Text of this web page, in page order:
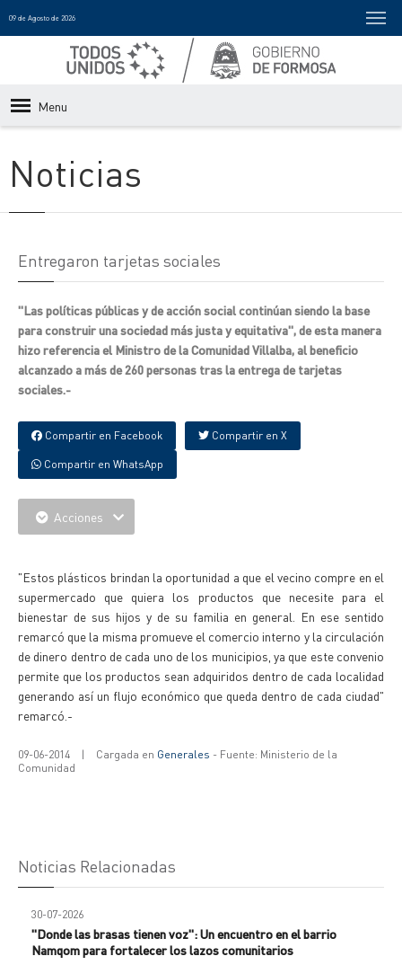
09 de Agosto de 2026
Menu
Noticias
Entregaron tarjetas sociales
"Las políticas públicas y de acción social continúan siendo la base
para construir una sociedad más justa y equitativa", de esta manera
hizo referencia el Ministro de la Comunidad Villalba, al beneficio
alcanzado a más de 260 personas tras la entrega de tarjetas
sociales.-
Compartir en Facebook Compartir en X
Compartir en WhatsApp
Acciones
"Estos plásticos brindan la oportunidad a que el vecino compre en el
supermercado que quiera los productos que necesite para el
bienestar de sus hijos y de su familia en general. En ese sentido
remarcó que la misma promueve el comercio interno y la circulación
de dinero dentro de cada uno de los municipios, ya que este convenio
permite que los productos sean adquiridos dentro de cada localidad
generando así un flujo económico que queda dentro de cada ciudad"
remarcó.-
09-06-2014 | Cargada en Generales - Fuente: Ministerio de la
Comunidad
Noticias Relacionadas
30-07-2026
"Donde las brasas tienen voz": Un encuentro en el barrio
Namqom para fortalecer los lazos comunitarios